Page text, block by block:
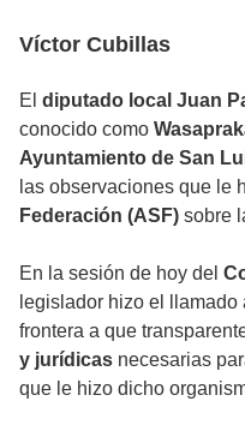
Víctor Cubillas
El diputado local Juan
conocido como
Ayuntamiento de San
las observaciones que le
Federación (ASF) sobre
En la sesión de hoy del
legislador hizo el
frontera a que
y jurídicas necesarias
que le hizo dicho